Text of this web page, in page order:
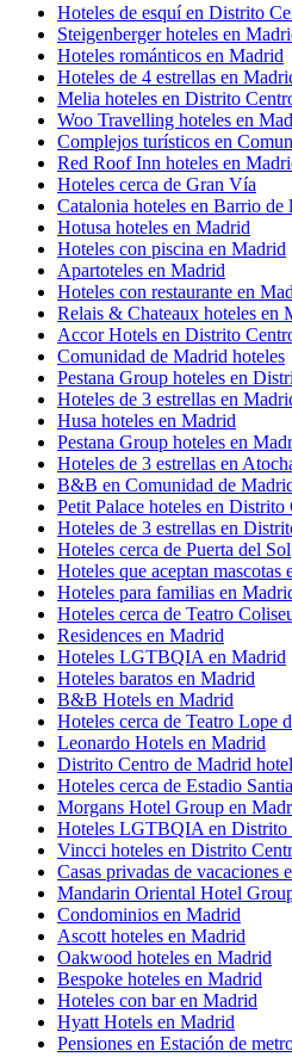
Hoteles de esquí en Distrito
Steigenberger hoteles en
Hoteles románticos en Madrid
Hoteles de 4 estrellas en
Melia hoteles en Distrito
Woo Travelling hoteles en
Complejos turísticos en
Red Roof Inn hoteles en
Hoteles cerca de Gran Vía
Catalonia hoteles en Barrio de
Hotusa hoteles en Madrid
Hoteles con piscina en Madrid
Apartoteles en Madrid
Hoteles con restaurante en
Relais & Chateaux hoteles en
Accor Hotels en Distrito
Comunidad de Madrid hoteles
Pestana Group hoteles en
Hoteles de 3 estrellas en
Husa hoteles en Madrid
Pestana Group hoteles en
Hoteles de 3 estrellas en
B&B en Comunidad de
Petit Palace hoteles en
Hoteles de 3 estrellas en
Hoteles cerca de Puerta del Sol
Hoteles que aceptan mascotas
Hoteles para familias en
Hoteles cerca de Teatro
Residences en Madrid
Hoteles LGTBQIA en Madrid
Hoteles baratos en Madrid
B&B Hotels en Madrid
Hoteles cerca de Teatro Lope
Leonardo Hotels en Madrid
Distrito Centro de Madrid
Hoteles cerca de Estadio
Morgans Hotel Group en
Hoteles LGTBQIA en Distrito
Vincci hoteles en Distrito
Casas privadas de vacaciones
Mandarin Oriental Hotel
Condominios en Madrid
Ascott hoteles en Madrid
Oakwood hoteles en Madrid
Bespoke hoteles en Madrid
Hoteles con bar en Madrid
Hyatt Hotels en Madrid
Pensiones en Estación de